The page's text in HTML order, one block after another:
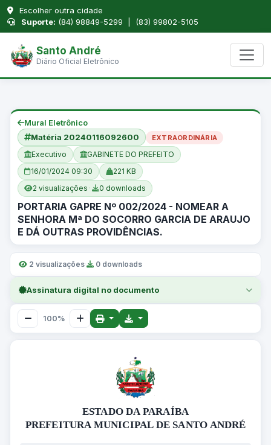
Escolher outra cidade
Suporte: (84) 98849-5299 | (83) 99802-5105
Santo André
Diário Oficial Eletrônico
Mural Eletrônico
Matéria 20240116092600
EXTRAORDINÁRIA
Executivo
GABINETE DO PREFEITO
16/01/2024 09:30
221 KB
2 visualizações · 0 downloads
PORTARIA GAPRE Nº 002/2024 - NOMEAR A
SENHORA Mª DO SOCORRO GARCIA DE ARAUJO
E DÁ OUTRAS PROVIDÊNCIAS.
2 visualizações 0 downloads
Assinatura digital no documento
100%
ESTADO DA PARAÍBA
PREFEITURA MUNICIPAL DE SANTO ANDRÉ